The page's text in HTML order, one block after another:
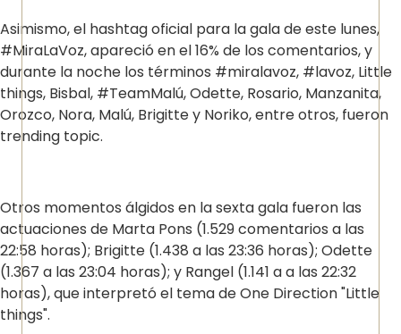
Asimismo, el hashtag oficial para la gala de este lunes,
#MiraLaVoz, apareció en el 16% de los comentarios, y
durante la noche los términos #miralavoz, #lavoz, Little
things, Bisbal, #TeamMalú, Odette, Rosario, Manzanita,
Orozco, Nora, Malú, Brigitte y Noriko, entre otros, fueron
trending topic.
Otros momentos álgidos en la sexta gala fueron las
actuaciones de Marta Pons (1.529 comentarios a las
22:58 horas); Brigitte (1.438 a las 23:36 horas); Odette
(1.367 a las 23:04 horas); y Rangel (1.141 a a las 22:32
horas), que interpretó el tema de One Direction "Little
things".